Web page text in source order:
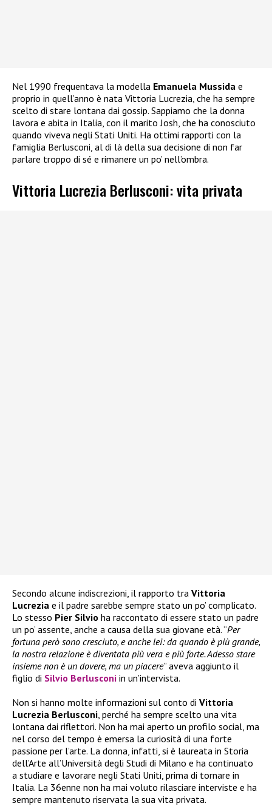
Nel 1990 frequentava la modella Emanuela Mussida e
proprio in quell’anno è nata Vittoria Lucrezia, che ha sempre
scelto di stare lontana dai gossip. Sappiamo che la donna
lavora e abita in Italia, con il marito Josh, che ha conosciuto
quando viveva negli Stati Uniti. Ha ottimi rapporti con la
famiglia Berlusconi, al di là della sua decisione di non far
parlare troppo di sé e rimanere un po’ nell’ombra.
Vittoria Lucrezia Berlusconi: vita privata
Secondo alcune indiscrezioni, il rapporto tra Vittoria
Lucrezia e il padre sarebbe sempre stato un po’ complicato.
Lo stesso Pier Silvio ha raccontato di essere stato un padre
un po’ assente, anche a causa della sua giovane età. “Per
fortuna però sono cresciuto, e anche lei: da quando è più grande,
la nostra relazione è diventata più vera e più forte. Adesso stare
insieme non è un dovere, ma un piacere” aveva aggiunto il
figlio di Silvio Berlusconi in un’intervista.
Non si hanno molte informazioni sul conto di Vittoria
Lucrezia Berlusconi , perché ha sempre scelto una vita
lontana dai riflettori. Non ha mai aperto un profilo social, ma
nel corso del tempo è emersa la curiosità di una forte
passione per l’arte. La donna, infatti, si è laureata in Storia
dell’Arte all’Università degli Studi di Milano e ha continuato
a studiare e lavorare negli Stati Uniti, prima di tornare in
Italia. La 36enne non ha mai voluto rilasciare interviste e ha
sempre mantenuto riservata la sua vita privata.